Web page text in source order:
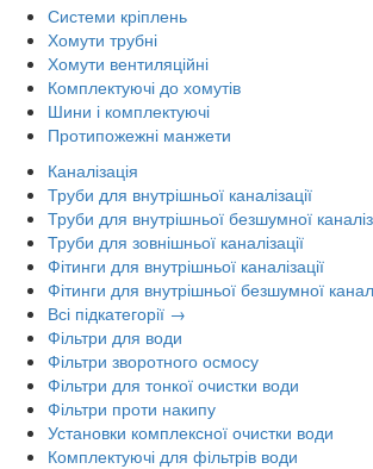
Системи кріплень
Хомути трубні
Хомути вентиляційні
Комплектуючі до хомутів
Шини і комплектуючі
Протипожежні манжети
Каналізація
Труби для внутрішньої каналізації
Труби для внутрішньої безшумної
Труби для зовнішньої каналізації
Фітинги для внутрішньої каналізації
Фітинги для внутрішньої безшумної
Всі підкатегорії →
Фільтри для води
Фільтри зворотного осмосу
Фільтри для тонкої очистки води
Фільтри проти накипу
Установки комплексної очистки води
Комплектуючі для фільтрів води